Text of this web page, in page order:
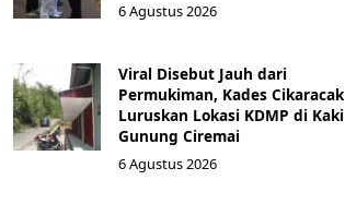
6 Agustus 2026
Viral Disebut Jauh dari
Permukiman, Kades Cikaracak
Luruskan Lokasi KDMP di Kaki
Gunung Ciremai
6 Agustus 2026